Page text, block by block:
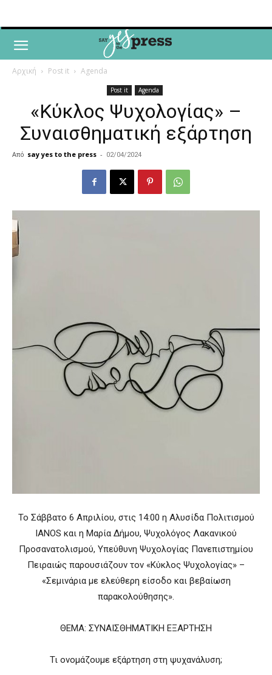
Αρχική Post it Agenda
Post it Agenda
«Κύκλος Ψυχολογίας» –
Συναισθηματική εξάρτηση
Από say yes to the press - 02/04/2024
Το Σάββατο 6 Απριλίου, στις 14:00 η Αλυσίδα Πολιτισμού
IANOS και η Μαρία Δήμου, Ψυχολόγος Λακανικού
Προσανατολισμού, Υπεύθυνη Ψυχολογίας Πανεπιστημίου
Πειραιώς παρουσιάζουν τον «Κύκλος Ψυχολογίας» –
«Σεμινάρια με ελεύθερη είσοδο και βεβαίωση
παρακολούθησης».
ΘΕΜA: ΣΥΝΑΙΣΘΗΜΑΤΙΚΗ ΕΞΑΡΤΗΣΗ
Τι ονομάζουμε εξάρτηση στη ψυχανάλυση;